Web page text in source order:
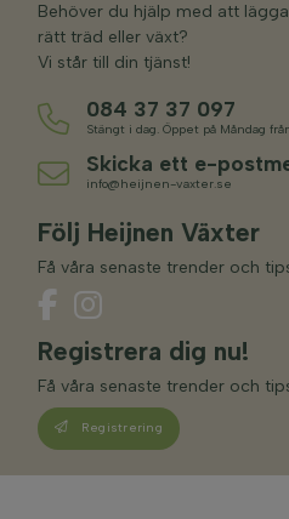
Behöver du hjälp med att
rätt träd eller växt?
Vi står till din tjänst!
084 37 37 097
Stängt i dag. Öppet på Måndag
Skicka ett e-
info@heijnen-vaxter.se
Följ Heijnen Växter
Få våra senaste trender och
Registrera dig nu!
Få våra senaste trender och
Registrering